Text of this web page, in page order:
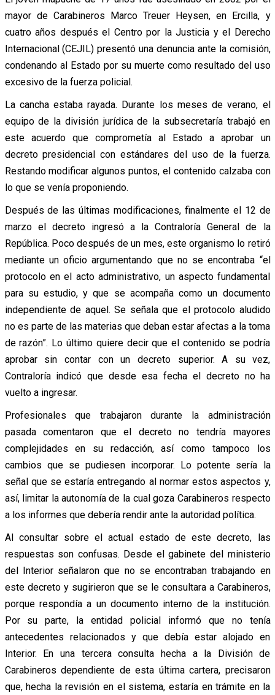
mayor de Carabineros Marco Treuer Heysen, en Ercilla, y
cuatro años después el Centro por la Justicia y el Derecho
Internacional (CEJIL) presentó una denuncia ante la comisión,
condenando al Estado por su muerte como resultado del uso
excesivo de la fuerza policial.
La cancha estaba rayada. Durante los meses de verano, el
equipo de la división jurídica de la subsecretaría trabajó en
este acuerdo que comprometía al Estado a aprobar un
decreto presidencial con estándares del uso de la fuerza.
Restando modificar algunos puntos, el contenido calzaba con
lo que se venía proponiendo.
Después de las últimas modificaciones, finalmente el 12 de
marzo el decreto ingresó a la Contraloría General de la
República. Poco después de un mes, este organismo lo retiró
mediante un oficio argumentando que no se encontraba “el
protocolo en el acto administrativo, un aspecto fundamental
para su estudio, y que se acompaña como un documento
independiente de aquel. Se señala que el protocolo aludido
no es parte de las materias que deban estar afectas a la toma
de razón”. Lo último quiere decir que el contenido se podría
aprobar sin contar con un decreto superior. A su vez,
Contraloría indicó que desde esa fecha el decreto no ha
vuelto a ingresar.
Profesionales que trabajaron durante la administración
pasada comentaron que el decreto no tendría mayores
complejidades en su redacción, así como tampoco los
cambios que se pudiesen incorporar. Lo potente sería la
señal que se estaría entregando al normar estos aspectos y,
así, limitar la autonomía de la cual goza Carabineros respecto
a los informes que debería rendir ante la autoridad política.
Al consultar sobre el actual estado de este decreto, las
respuestas son confusas. Desde el gabinete del ministerio
del Interior señalaron que no se encontraban trabajando en
este decreto y sugirieron que se le consultara a Carabineros,
porque respondía a un documento interno de la institución.
Por su parte, la entidad policial informó que no tenía
antecedentes relacionados y que debía estar alojado en
Interior. En una tercera consulta hecha a la División de
Carabineros dependiente de esta última cartera, precisaron
que, hecha la revisión en el sistema, estaría en trámite en la